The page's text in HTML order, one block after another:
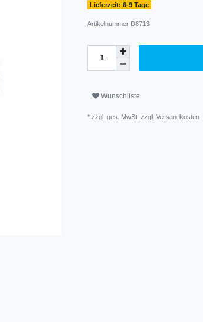
Lieferzeit: 6-9 Tage
Artikelnummer D8713
Wunschliste
* zzgl. ges. MwSt. zzgl. Versandkosten